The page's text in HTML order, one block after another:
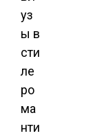
уз
ы в
сти
ле
ро
ма
нти